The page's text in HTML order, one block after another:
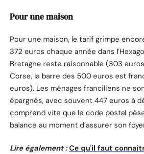
Pour une maison
Pour une maison, le tarif grimpe
372 euros chaque année dans
Bretagne reste raisonnable (303
Corse, la barre des 500 euros est
euros). Les ménages franciliens ne
épargnés, avec souvent 447 euros à
comprend vite que le code postal
balance au moment d’assurer son
Lire également : Ce qu'il faut